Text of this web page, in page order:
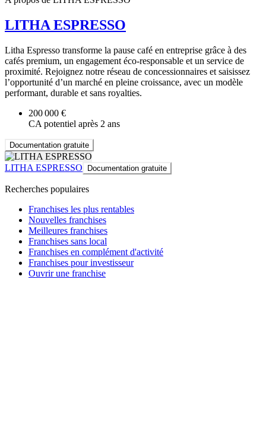
LITHA ESPRESSO
Litha Espresso transforme la pause café en entreprise grâce à des
cafés premium, un engagement éco-responsable et un service de
proximité. Rejoignez notre réseau de concessionnaires et saisissez
l’opportunité d’un marché en pleine croissance, avec un modèle
performant, durable et sans royalties.
200 000 €
CA potentiel après 2 ans
Documentation gratuite
LITHA ESPRESSO Documentation gratuite
Recherches populaires
Franchises les plus rentables
Nouvelles franchises
Meilleures franchises
Franchises sans local
Franchises en complément d'activité
Franchises pour investisseur
Ouvrir une franchise